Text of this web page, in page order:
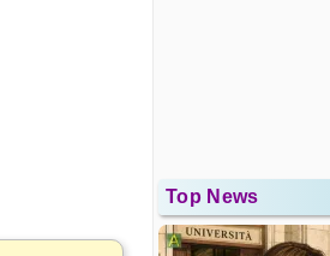
Top News